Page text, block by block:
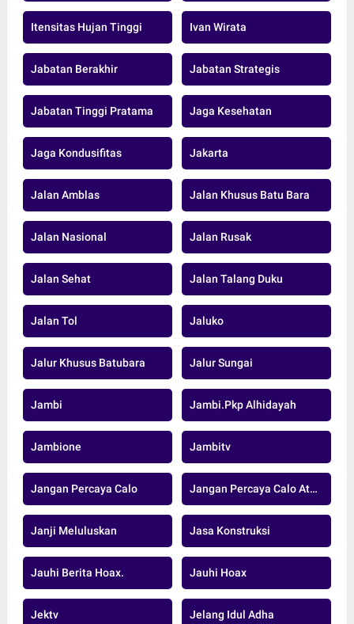
Itensitas Hujan Tinggi Ivan Wirata
Jabatan Berakhir Jabatan Strategis
Jabatan Tinggi Pratama Jaga Kesehatan
Jaga Kondusifitas Jakarta
Jalan Amblas Jalan Khusus Batu Bara
Jalan Nasional Jalan Rusak
Jalan Sehat Jalan Talang Duku
Jalan Tol Jaluko
Jalur Khusus Batubara Jalur Sungai
Jambi Jambi.pkp Alhidayah
Jambione Jambitv
Jangan Percaya Calo Jangan Percaya Calo Atau Oknum
Janji Meluluskan Jasa Konstruksi
Jauhi Berita Hoax. Jauhi Hoax
Jektv Jelang Idul Adha